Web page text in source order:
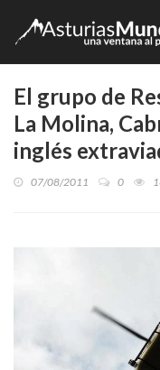
El grupo de
La Molina,
inglés
07/08/2011 0